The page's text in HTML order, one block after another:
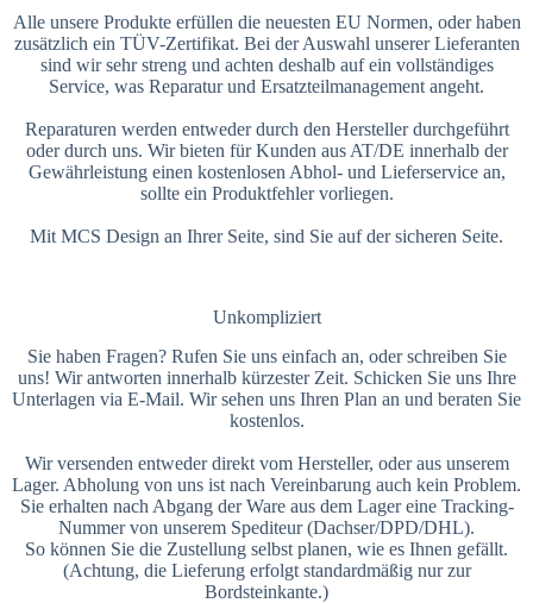
Alle unsere Produkte erfüllen die neuesten EU Normen, oder haben
zusätzlich ein TÜV-Zertifikat. Bei der Auswahl unserer Lieferanten
sind wir sehr streng und achten deshalb auf ein vollständiges
Service, was Reparatur und Ersatzteilmanagement angeht.
Reparaturen werden entweder durch den Hersteller durchgeführt
oder durch uns. Wir bieten für Kunden aus AT/DE innerhalb der
Gewährleistung einen kostenlosen Abhol- und Lieferservice an,
sollte ein Produktfehler vorliegen.
Mit MCS Design an Ihrer Seite, sind Sie auf der sicheren Seite.
Unkompliziert
Sie haben Fragen? Rufen Sie uns einfach an, oder schreiben Sie
uns! Wir antworten innerhalb kürzester Zeit. Schicken Sie uns Ihre
Unterlagen via E-Mail. Wir sehen uns Ihren Plan an und beraten Sie
kostenlos.
Wir versenden entweder direkt vom Hersteller, oder aus unserem
Lager. Abholung von uns ist nach Vereinbarung auch kein Problem.
Sie erhalten nach Abgang der Ware aus dem Lager eine Tracking-
Nummer von unserem Spediteur (Dachser/DPD/DHL).
So können Sie die Zustellung selbst planen, wie es Ihnen gefällt.
(Achtung, die Lieferung erfolgt standardmäßig nur zur
Bordsteinkante.)